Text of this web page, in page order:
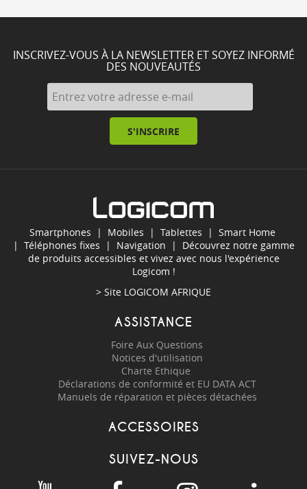
INSCRIVEZ-VOUS À LA NEWSLETTER ET SOYEZ INFORMÉ
DES NOUVEAUTÉS
S'INSCRIRE
Smartphones | Mobiles | Tablettes | Smart Home
| Téléphones fixes | Navigation | Découvrez notre gamme
de produits accessibles et vivez avec nous l'expérience
Logicom !
> Site LOGICOM AFRIQUE
ASSISTANCE
Foire Aux Questions
Notices d'utilisation
Charte Ethique
Déclarations de conformité et EU DATA ACT
Manuels de réparation et pièces détachées
ACCESSOIRES
SUIVEZ-NOUS